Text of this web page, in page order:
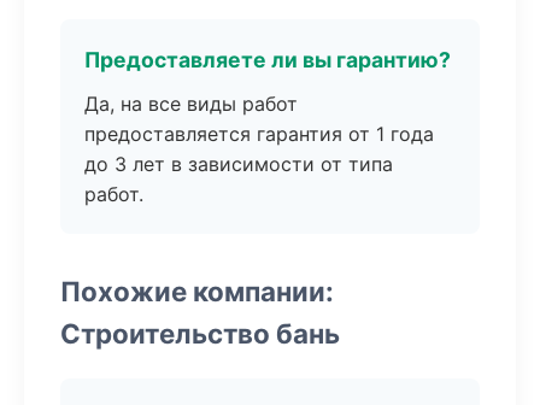
Предоставляете ли вы гарантию?
Да, на все виды работ
предоставляется гарантия от 1 года
до 3 лет в зависимости от типа
работ.
Похожие компании:
Строительство бань